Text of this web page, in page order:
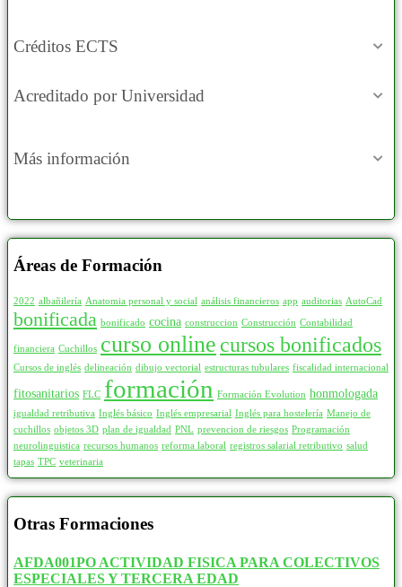
Créditos ECTS
Acreditado por Universidad
Más información
Áreas de Formación
2022 albañilería Anatomia personal y social análisis financieros app auditorias AutoCad
bonificada bonificado cocina construccion Construcción Contabilidad
financiera Cuchillos curso online cursos bonificados
Cursos de inglés delineación dibujo vectorial estructuras tubulares fiscalidad internacional
fitosanitarios FLC formación Formación Evolution honmologada
igualdad retributiva Inglés básico Inglés empresarial Inglés para hostelería Manejo de
cuchillos objetos 3D plan de igualdad PNL prevencion de riesgos Programación
neurolinguistica recursos humanos reforma laboral registros salarial retributivo salud
tapas TPC veterinaria
Otras Formaciones
AFDA001PO ACTIVIDAD FISICA PARA COLECTIVOS
ESPECIALES Y TERCERA EDAD